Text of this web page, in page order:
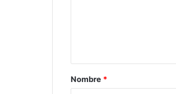
rNombre *